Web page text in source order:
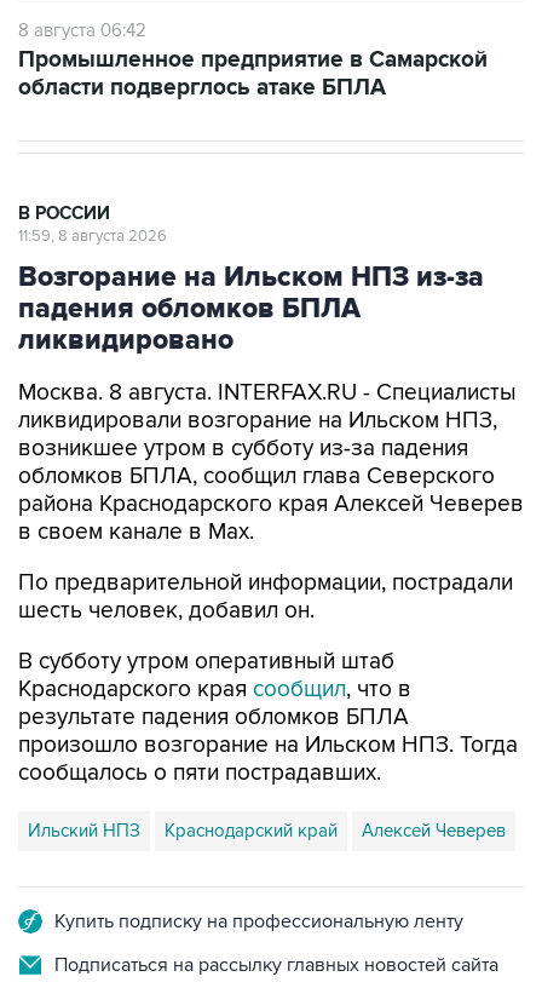
области подверглось атаке БПЛА
Возгорание на Ильском НПЗ из-за
падения обломков БПЛА
ликвидировано
Москва. 8 августа. INTERFAX.RU - Специалисты
возникшее утром в субботу из-за падения
обломков БПЛА, сообщил глава Северского
района Краснодарского края Алексей Чеверев
в своем канале в Max.
По предварительной информации, пострадали
В субботу утром оперативный штаб
результате падения обломков БПЛА
произошло возгорание на Ильском НПЗ. Тогда
сообщалось о пяти пострадавших.
Ильский НПЗ Краснодарский край Алексей Чеверев
Подписаться на рассылку главных новостей сайта
Получать оперативные новости в официальном